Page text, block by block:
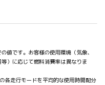
値です。お客様の使用環境（気象、
）に応じて燃料消費率は異なりま
各走行モードを平均的な使用時間配分